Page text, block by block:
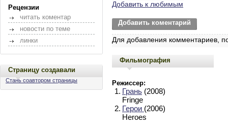
Рецензии
читать коментар
новости по теме
линки
Страницу создавали
Стань соавтором страницы
Добавить к любимым
Добавить коментарий
Для добавления комментариев,
Фильмография
Режиссер:
1. Грань (2008)
Fringe
2. Герои (2006)
Heroes